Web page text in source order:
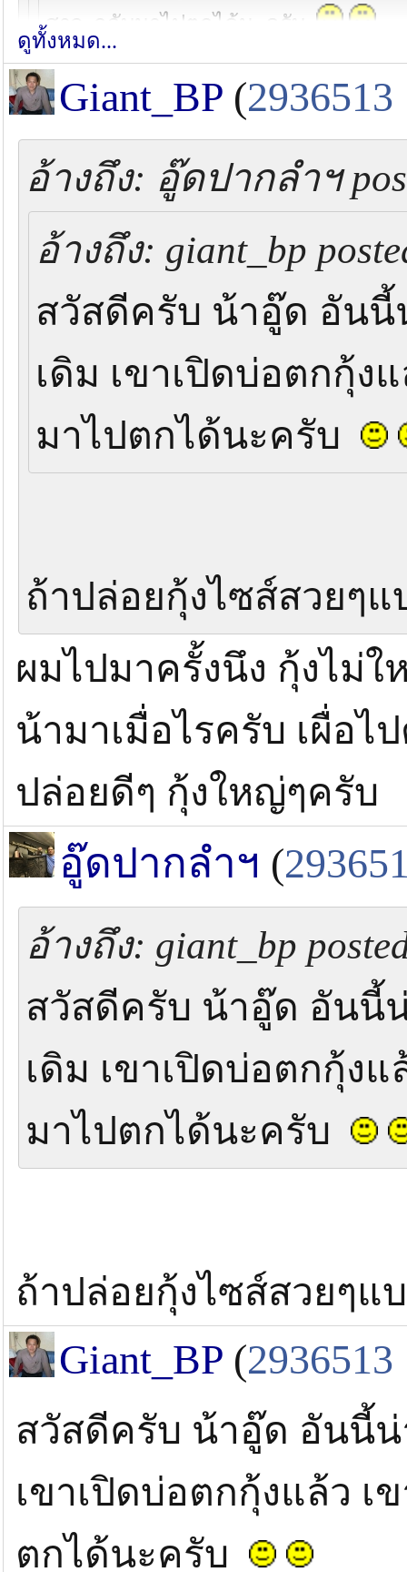
อุปกรณ์ผมมีเยอะมากกกก ทิ้งไว้บ้านเพื่
แล้ว กลับไปต้องซื้อใหม่หมดเลยครับ เสี
แถมแต่ละชุดใส่จินตนาการลงไปเยอะ
ส่วนของน้าสเถียร สั่งได้ครับ
น้ามาเมื่
สาว กลับมาไปตกได้นะครับ
ถ้าปล่อยกุ้งไซส์สวยๆแบบเดิม น่าไปมาก
ผมไปมาครั้งนึง กุ้งไม่ใหญ่มาก แต่โอ กิน
หลายที่ตอนนี้ ปล่อยดีๆ กุ้งใหญ่ๆครับ
อุปกรณ์ผมมีเยอะมากกกก ทิ้งไว้บ้านเพื่อ
กลับไปต้องซื้อใหม่หมดเลยครับ เสียดาย
แต่ละชุดใส่จินตนาการลงไปเยอะ555 ต้อ
ดูทั้งหมด...
Giant_BP (2936513
อ้างถึง: อู๊ดปากลำฯ
อ้างถึง: giant_bp
สวัสดีครับ น้าอู๊ด อันนี้
เดิม เขาเปิดบ่อตกกุ้ง
มาไปตกได้นะครับ
ถ้าปล่อยกุ้งไซส์สวยๆ
ผมไปมาครั้งนึง กุ้งไม่
น้ามาเมื่อไรครับ เผื่อ
ปล่อยดีๆ กุ้งใหญ่ๆครับ
อู๊ดปากลำฯ (
อ้างถึง: giant_bp
สวัสดีครับ น้าอู๊ด อันนี้
เดิม เขาเปิดบ่อตกกุ้ง
มาไปตกได้นะครับ
ถ้าปล่อยกุ้งไซส์สวยๆแ
Giant_BP (2936513
สวัสดีครับ น้าอู๊ด อันนี้น่
เขาเปิดบ่อตกกุ้งแล้ว
ตกได้นะครับ